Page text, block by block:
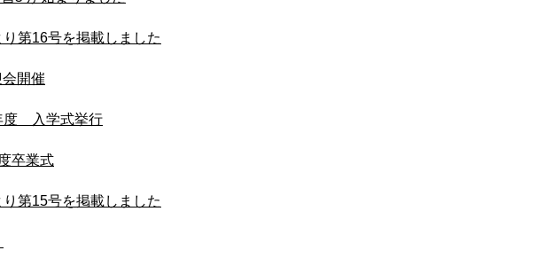
第16号を掲載しました
開催
度 入学式挙行
卒業式
第15号を掲載しました